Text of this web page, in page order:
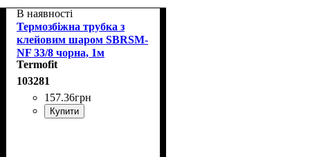
В наявності
Термозбіжна трубка з
клейовим шаром SBRSM-
NF 33/8 чорна, 1м
Termofit
103281
157.36грн
Купити